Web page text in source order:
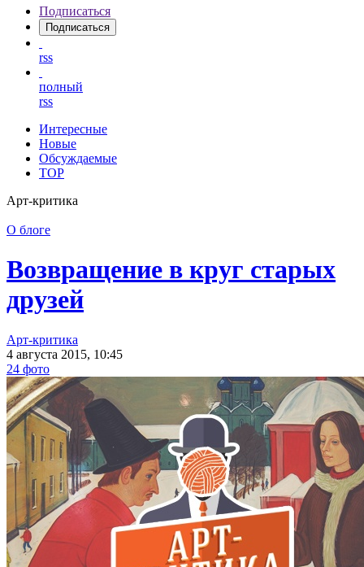
Подписаться
Подписаться
rss
полный
rss
Интересные
Новые
Обсуждаемые
TOP
Арт-критика
О блоге
Возвращение в круг старых
друзей
Арт-критика
4 августа 2015, 10:45
24 фото